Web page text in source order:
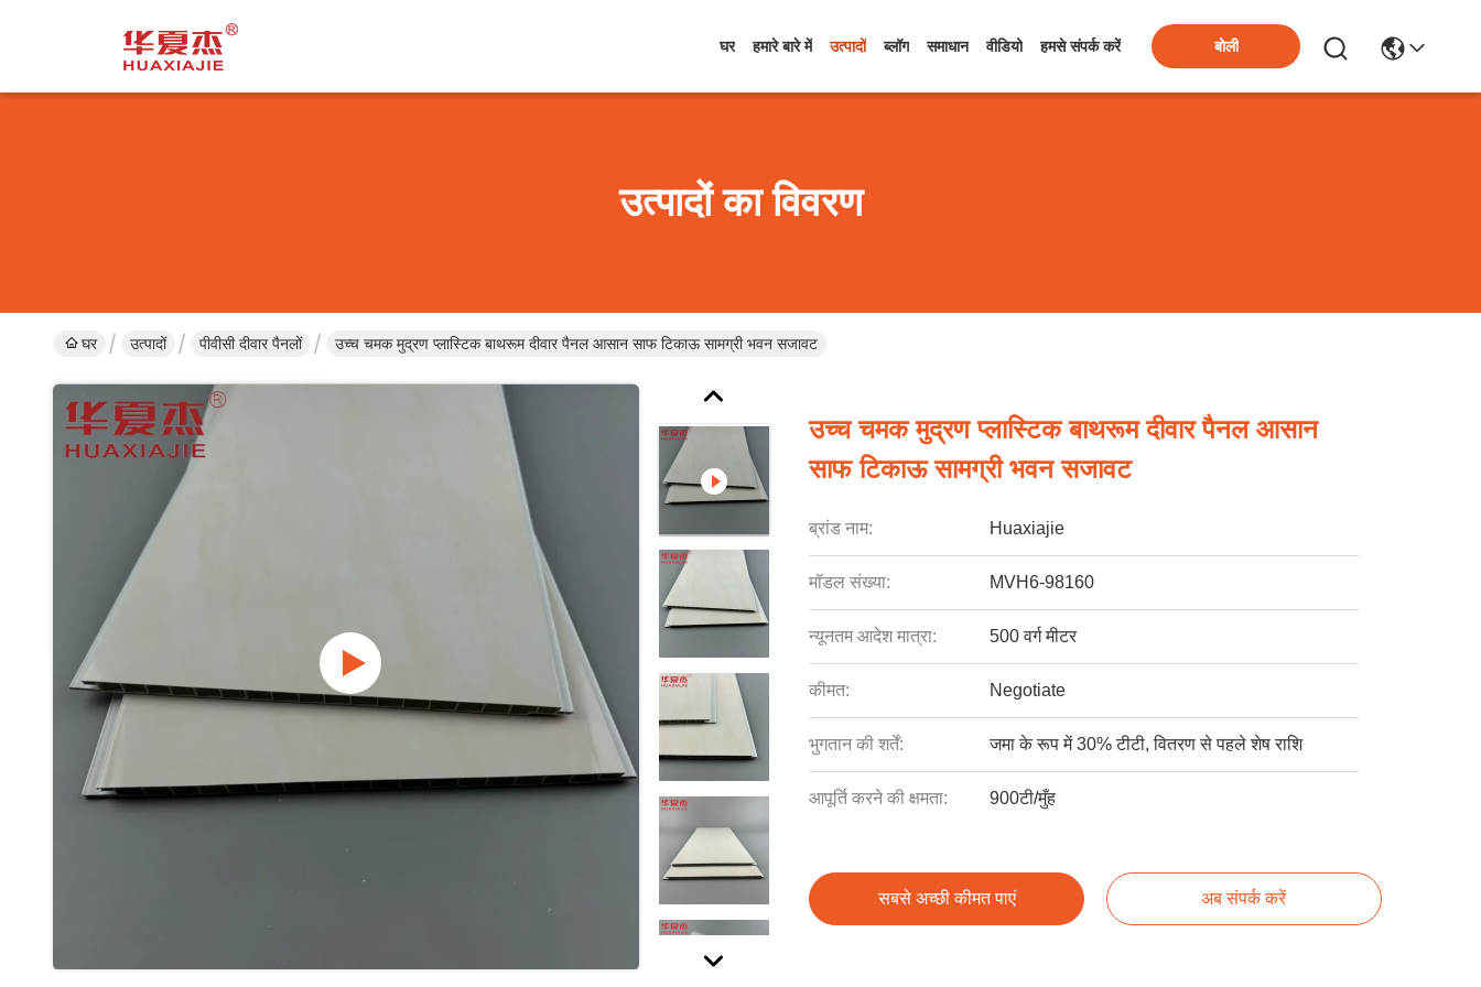
घर हमारे बारे में उत्पादों ब्लॉग समाधान वीडियो हमसे संपर्क करें बोली
उत्पादों का विवरण
घर उत्पादों पीवीसी दीवार पैनलों उच्च चमक मुद्रण प्लास्टिक बाथरूम दीवार पैनल आसान साफ टिकाऊ सामग्री भवन सजावट
उच्च चमक मुद्रण प्लास्टिक बाथरूम दीवार पैनल आसान
साफ टिकाऊ सामग्री भवन सजावट
ब्रांड नाम: Huaxiajie
मॉडल संख्या: MVH6-98160
न्यूनतम आदेश मात्रा: 500 वर्ग मीटर
कीमत: Negotiate
भुगतान की शर्तें: जमा के रूप में 30% टीटी, वितरण से पहले शेष राशि
आपूर्ति करने की क्षमता: 900टी/मुँह
सबसे अच्छी कीमत पाएं अब संपर्क करें